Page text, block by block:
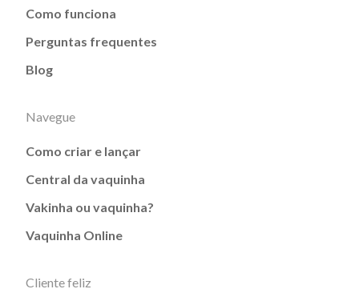
Como funciona
Perguntas frequentes
Blog
Navegue
Como criar e lançar
Central da vaquinha
Vakinha ou vaquinha?
Vaquinha Online
Cliente feliz